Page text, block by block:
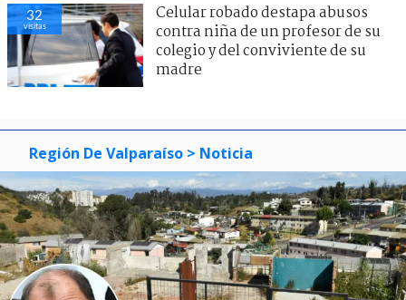
32
visitas
Celular robado destapa abusos
contra niña de un profesor de su
colegio y del conviviente de su
madre
Región De Valparaíso > Noticia